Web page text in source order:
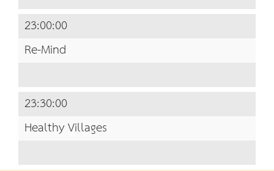
23:00:00
Re-Mind
23:30:00
Healthy Villages